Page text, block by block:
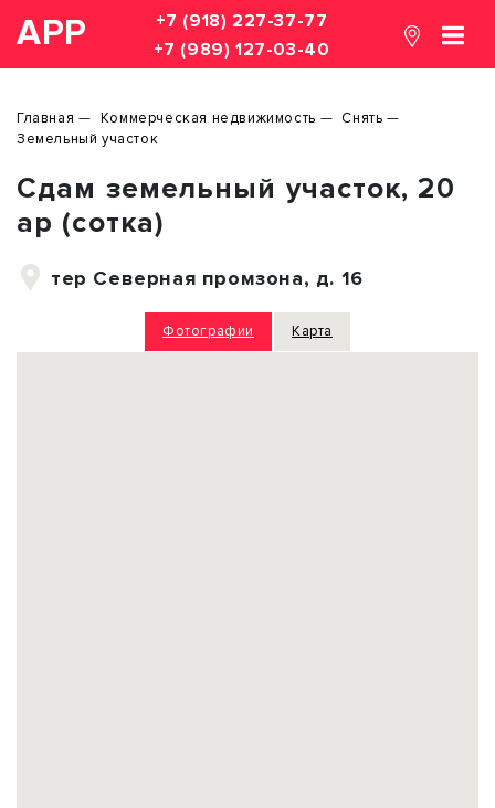
АРР
+7 (918) 227-37-77
+7 (989) 127-03-40
Главная Коммерческая недвижимость
Снять
Земельный участок
Сдам земельный участок, 20
ар (сотка)
тер Северная промзона, д. 16
Фотографии Карта